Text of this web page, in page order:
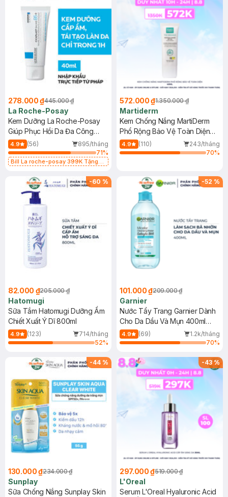
278.000 ₫445.000 ₫
La Roche-Posay
Kem Dưỡng La Roche-Posay
Giúp Phục Hồi Da Đa Công
Dụng 40ml
4.9 (56)
895/tháng
71%
Bill La roche-posay 399K Tặng
(SL có hạn)
572.000 ₫1.350.000 ₫
Martiderm
Kem Chống Nắng MartiDerm
Phổ Rộng Bảo Vệ Toàn Diện
40ml
4.9 (110)
243/tháng
70%
-60 %
82.000 ₫205.000 ₫
Hatomugi
Sữa Tắm Hatomugi Dưỡng Ẩm
Chiết Xuất Ý Dĩ 800ml
4.9 (123)
714/tháng
52%
-52 %
101.000 ₫209.000 ₫
Garnier
Nước Tẩy Trang Garnier Dành
Cho Da Dầu Và Mụn 400ml
(Mới)
4.9 (69)
1.2k/tháng
70%
-44 %
130.000 ₫234.000 ₫
Sunplay
Sữa Chống Nắng Sunplay Skin
-43%
297.000 ₫519.000 ₫
L'Oreal
Serum L'Oreal Hyaluronic Acid